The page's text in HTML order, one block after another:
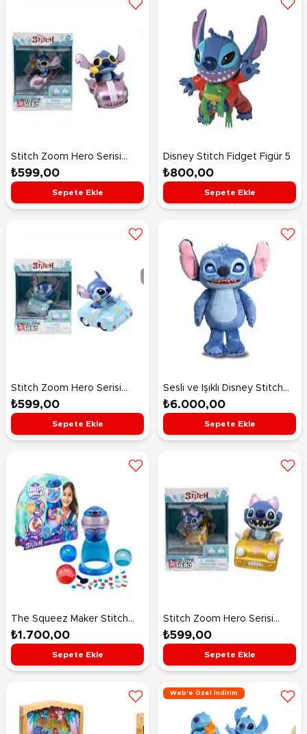
Stitch Zoom Hero Serisi
Figür 7
₺599,00
Sepete Ekle
Disney Stitch Fidget Figür 5
₺800,00
Sepete Ekle
Stitch Zoom Hero Serisi
Figür 4
₺599,00
Sepete Ekle
Sesli ve Işıklı Disney Stitch
İnteraktif Peluş
₺6.000,00
Sepete Ekle
The Squeez Maker Stitch
Oyun Seti
₺1.700,00
Sepete Ekle
Stitch Zoom Hero Serisi
Figür 6
₺599,00
Sepete Ekle
Web'e Özel İndirim